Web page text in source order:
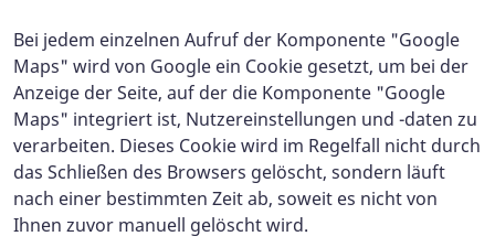
Bei jedem einzelnen Aufruf der Komponente "Google
Maps" wird von Google ein Cookie gesetzt, um bei der
Anzeige der Seite, auf der die Komponente "Google
Maps" integriert ist, Nutzereinstellungen und -daten zu
verarbeiten. Dieses Cookie wird im Regelfall nicht durch
das Schließen des Browsers gelöscht, sondern läuft
nach einer bestimmten Zeit ab, soweit es nicht von
Ihnen zuvor manuell gelöscht wird.